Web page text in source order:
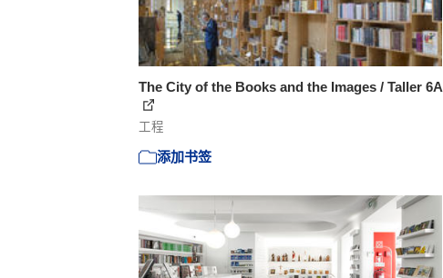
The City of the Books and the Images / Taller 6A
工程
添加书签